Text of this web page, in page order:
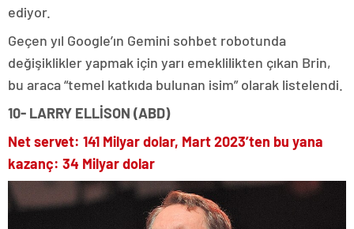
ediyor.
Geçen yıl Google’ın Gemini sohbet robotunda
değişiklikler yapmak için yarı emeklilikten çıkan Brin,
bu araca “temel katkıda bulunan isim” olarak listelendi.
10- LARRY ELLİSON (ABD)
Net servet: 141 Milyar dolar, Mart 2023’ten bu yana
kazanç: 34 Milyar dolar